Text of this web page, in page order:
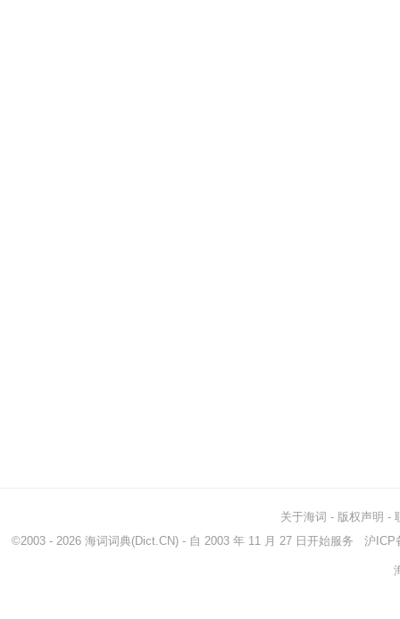
关于海词 - 版权声明 -
©2003 - 2026 海词词典(Dict.CN) - 自 2003 年 11 月 27 日开始服务 沪ICP